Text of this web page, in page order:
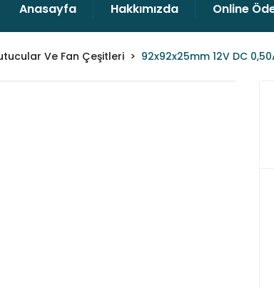
Anasayfa Hakkımızda Online
Ve Fan Çeşitleri 92x92x25mm 12V DC